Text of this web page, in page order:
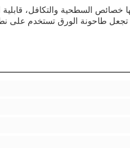
خصائص السطحية والتكافل، قابلية
تجعل طاحونة الورق تستخدم على